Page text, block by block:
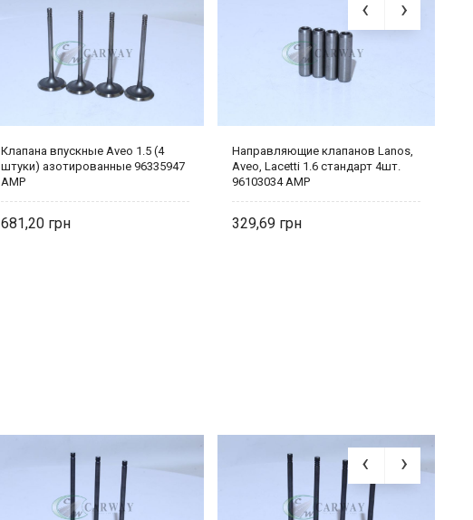
Клапана впускные Aveo 1.5 (4
штуки) азотированные 96335947
AMP
681,20
Направляющие клапанов Lanos,
Aveo, Lacetti 1.6 стандарт 4шт.
96103034 AMP
329,69